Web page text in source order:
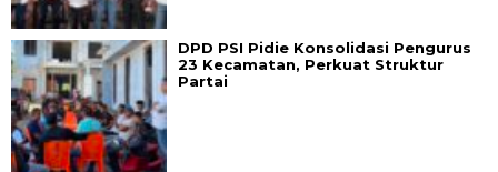
DPD PSI Pidie Konsolidasi Pengurus
23 Kecamatan, Perkuat Struktur
Partai